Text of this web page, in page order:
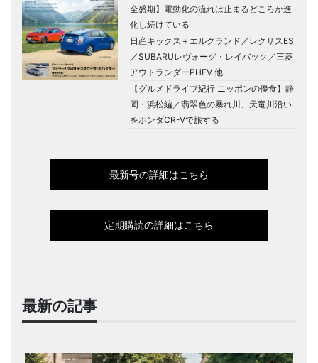
全盛期】電動化の流れは止まるどころか進
化し続けている
日産キックス＋エルグランド／レクサスES
／SUBARUレヴォーグ・レイバック／三菱
アウトランダーPHEV 他
【グルメドライブ紀行 ニッポンの優食】静
岡・浜松編／翡翠色の暴れ川、天竜川沿い
をホンダCR-Vで旅する
最新号の詳細はこちら
定期購読の詳細はこちら
最新の記事